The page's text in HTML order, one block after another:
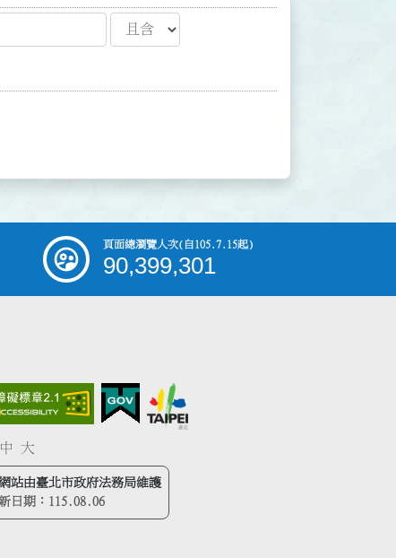
頁面總瀏覽人次(自105.7.15起)
90,399,301
中 大
站由臺北市政府法務局維護
日期： 115.08.06